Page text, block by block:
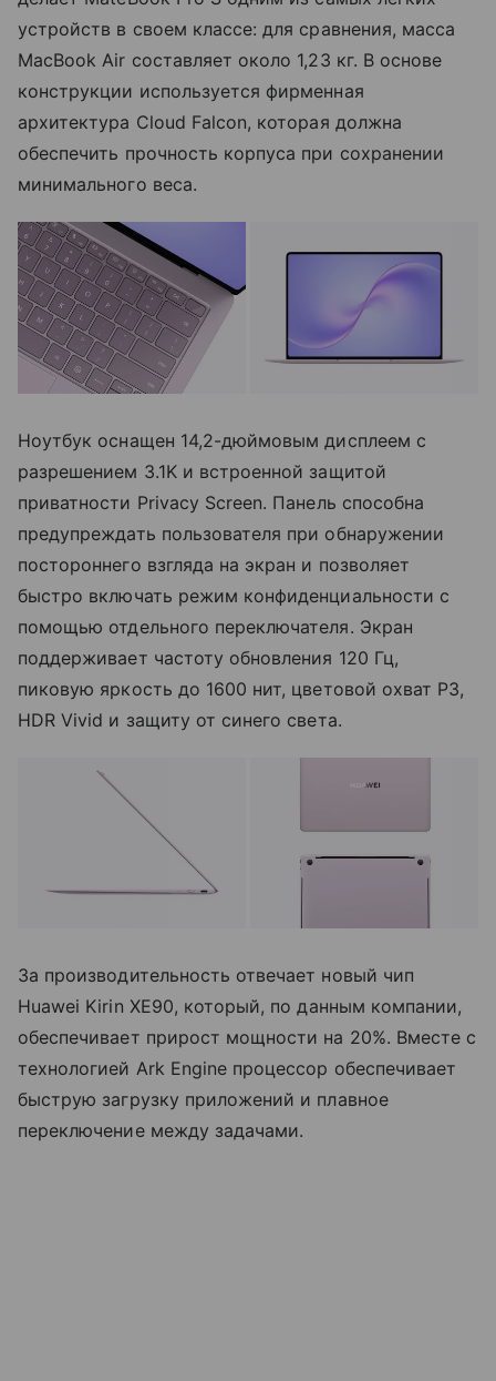
устройств в своем классе: для сравнения, масса
MacBook Air составляет около 1,23 кг. В основе
конструкции используется фирменная
архитектура Cloud Falcon, которая должна
обеспечить прочность корпуса при сохранении
минимального веса.
Ноутбук оснащен 14,2-дюймовым дисплеем с
разрешением 3.1K и встроенной защитой
приватности Privacy Screen. Панель способна
предупреждать пользователя при обнаружении
постороннего взгляда на экран и позволяет
быстро включать режим конфиденциальности с
помощью отдельного переключателя. Экран
поддерживает частоту обновления 120 Гц,
пиковую яркость до 1600 нит, цветовой охват P3,
HDR Vivid и защиту от синего света.
За производительность отвечает новый чип
Huawei Kirin XE90, который, по данным компании,
обеспечивает прирост мощности на 20%. Вместе с
технологией Ark Engine процессор обеспечивает
быструю загрузку приложений и плавное
переключение между задачами.